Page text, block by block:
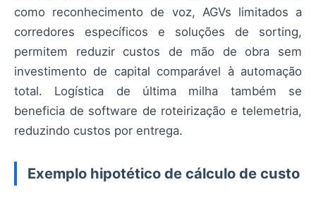
como reconhecimento de voz, AGVs limitados a
corredores específicos e soluções de sorting,
permitem reduzir custos de mão de obra sem
investimento de capital comparável à automação
total. Logística de última milha também se
beneficia de software de roteirização e telemetria,
reduzindo custos por entrega.
Exemplo hipotético de cálculo de custo